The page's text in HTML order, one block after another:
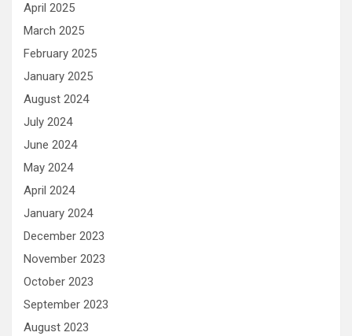
April 2025
March 2025
February 2025
January 2025
August 2024
July 2024
June 2024
May 2024
April 2024
January 2024
December 2023
November 2023
October 2023
September 2023
August 2023